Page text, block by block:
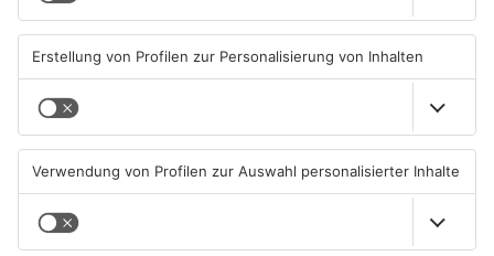
zum Thema "Wasser im
Klimawandel"
Zwei Menschen verletzt